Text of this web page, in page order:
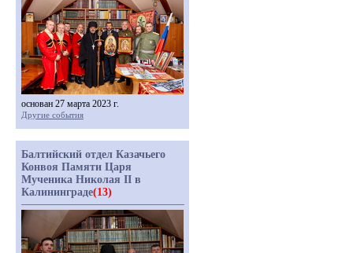
основан 27 марта 2023 г.
Другие события
Балтийский отдел Казачьего
Конвоя Памяти Царя
Мученика Николая II в
Калининграде(13)